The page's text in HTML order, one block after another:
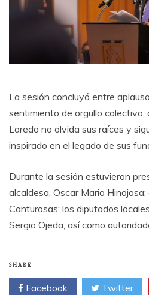
La sesión concluyó entre
sentimiento de orgullo colectivo,
Laredo no olvida sus raíces y
inspirado en el legado de sus
Durante la sesión estuvieron
alcaldesa, Oscar Mario
Canturosas; los diputados
Sergio Ojeda, así como
SHARE
Facebook Twitter